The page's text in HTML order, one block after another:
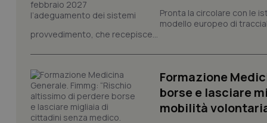
Pronta la circolare con le
modello europeo di
provvedimento, che recepisce...
Formazione
borse e lasciare
mobilità
YSC
__Secure-